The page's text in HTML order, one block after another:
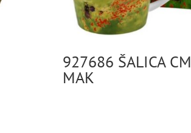
927686 ŠALICA CM
MAK